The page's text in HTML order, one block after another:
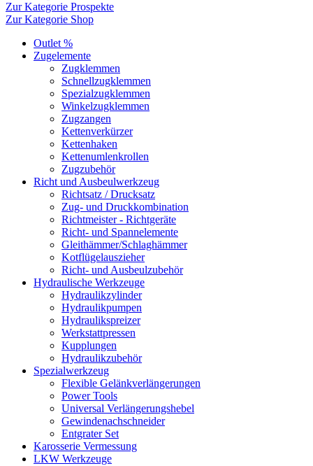
Zur Kategorie Prospekte
Zur Kategorie Shop
Outlet %
Zugelemente
Zugklemmen
Schnellzugklemmen
Spezialzugklemmen
Winkelzugklemmen
Zugzangen
Kettenverkürzer
Kettenhaken
Kettenumlenkrollen
Zugzubehör
Richt und Ausbeulwerkzeug
Richtsatz / Drucksatz
Zug- und Druckkombination
Richtmeister - Richtgeräte
Richt- und Spannelemente
Gleithämmer/Schlaghämmer
Kotflügelauszieher
Richt- und Ausbeulzubehör
Hydraulische Werkzeuge
Hydraulikzylinder
Hydraulikpumpen
Hydraulikspreizer
Werkstattpressen
Kupplungen
Hydraulikzubehör
Spezialwerkzeug
Flexible Gelänkverlängerungen
Power Tools
Universal Verlängerungshebel
Gewindenachschneider
Entgrater Set
Karosserie Vermessung
LKW Werkzeuge